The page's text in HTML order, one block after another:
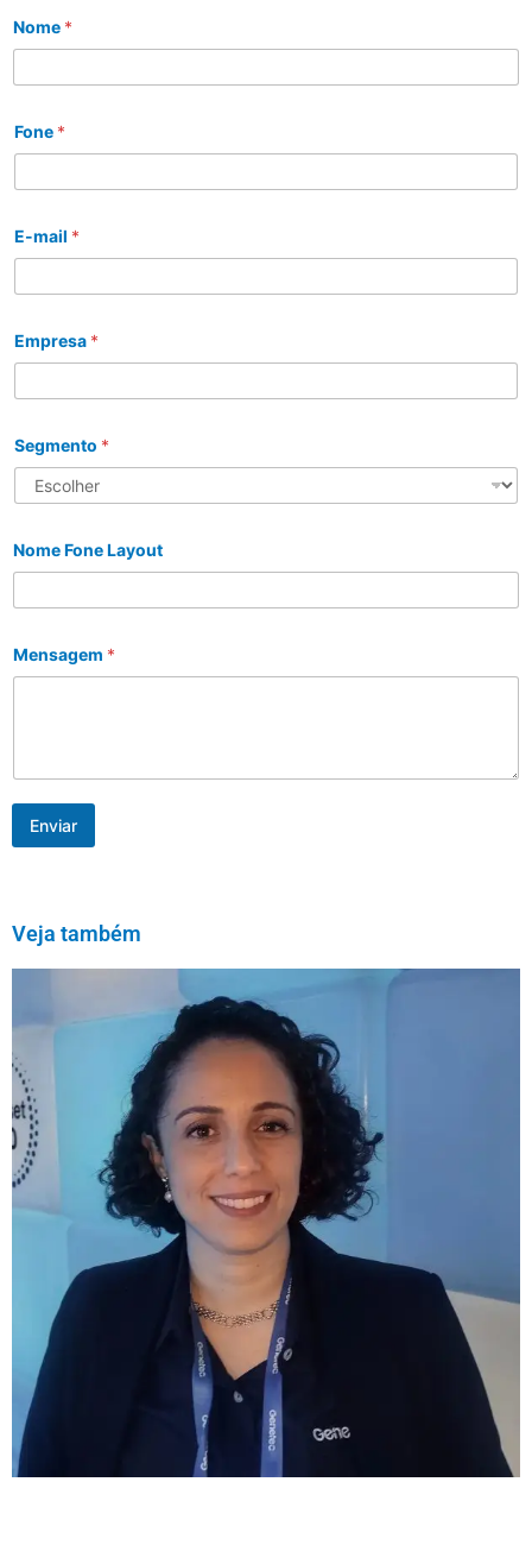
Nome *
Fone *
E-mail *
Empresa *
Segmento *
Nome Fone Layout
Mensagem *
Enviar
Veja também